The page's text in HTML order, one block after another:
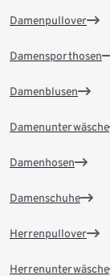
Damenpullover
Damensporthosen
Damenblusen
Damenunterwäsche
Damenhosen
Damenschuhe
Herrenpullover
Herrenunterwäsche